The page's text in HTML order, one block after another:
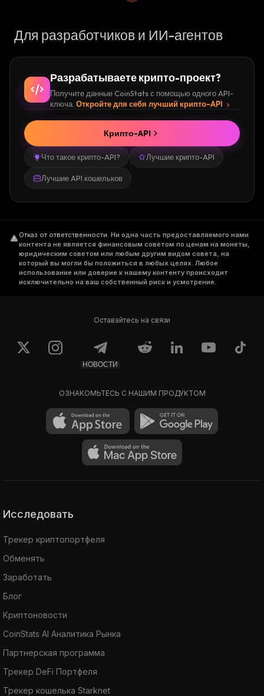
Для разработчиков и ИИ-агентов
Разрабатываете крипто-проект?
Получите данные CoinStats с помощью одного API-
ключа. Откройте для себя лучший крипто-API
Что такое крипто-API? Лучшие крипто-API
Лучшие API кошельков
Крипто-API
Отказ от ответственности. Ни одна часть предоставляемого нами
контента не является финансовым советом по ценам на монеты,
юридическим советом или любым другим видом совета, на
который вы могли бы положиться в любых целях. Любое
использование или доверие к нашему контенту происходит
исключительно на ваш собственный риск и усмотрение.
Оставайтесь на связи
НОВОСТИ
ОЗНАКОМЬТЕСЬ С НАШИМ ПРОДУКТОМ
Исследовать
Трекер криптопортфеля
Обменять
Заработать
Блог
Криптоновости
CoinStats AI Аналитика Рынка
Партнерская программа
Трекер DeFi Портфеля
Трекер кошелька Starknet